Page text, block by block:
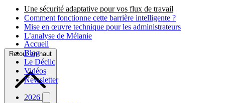
Accueil
Blog
Le Déclic
Vidéos
Newsletter
2026
Une sécurité adaptative pour vos flux de travail
Comment fonctionne cette barrière intelligente ?
Mise en œuvre technique pour les administrateurs
L’analyse de Mélanie
Retour en haut